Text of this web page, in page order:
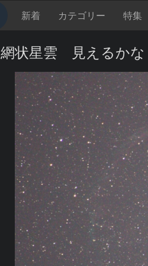
新着 カテゴリー 特集
網状星雲 見えるかな